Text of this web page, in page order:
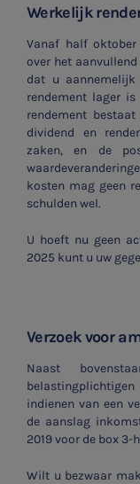
Werkelijk
Vanaf half
over het
dat u
rendement lager
rendement
dividend en
zaken, en de
kosten mag geen
schulden wel.
U hoeft nu geen
2025 kunt u uw
Verzoek voor
Naast
indienen van een
de aanslag
2019 voor de box 3-
Wilt u bezwaar